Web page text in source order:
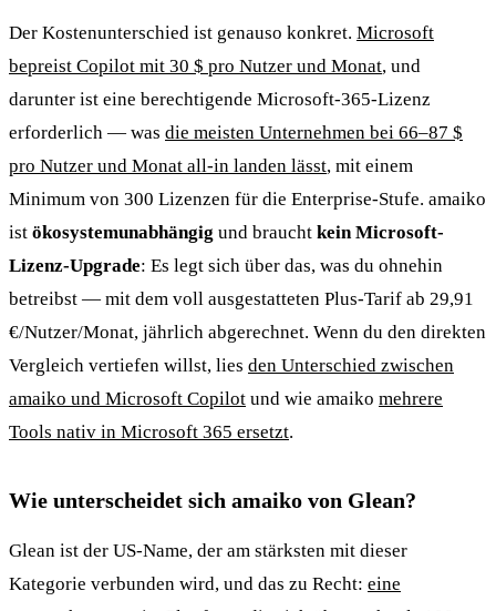
Der Kostenunterschied ist genauso konkret. Microsoft
bepreist Copilot mit 30 $ pro Nutzer und Monat, und
darunter ist eine berechtigende Microsoft-365-Lizenz
erforderlich — was die meisten Unternehmen bei 66–87 $
pro Nutzer und Monat all-in landen lässt, mit einem
Minimum von 300 Lizenzen für die Enterprise-Stufe. amaiko
ist ökosystemunabhängig und braucht kein Microsoft-
Lizenz-Upgrade: Es legt sich über das, was du ohnehin
betreibst — mit dem voll ausgestatteten Plus-Tarif ab 29,91
€/Nutzer/Monat, jährlich abgerechnet. Wenn du den direkten
Vergleich vertiefen willst, lies den Unterschied zwischen
amaiko und Microsoft Copilot und wie amaiko mehrere
Tools nativ in Microsoft 365 ersetzt.
Wie unterscheidet sich amaiko von Glean?
Glean ist der US-Name, der am stärksten mit dieser
Kategorie verbunden wird, und das zu Recht: eine